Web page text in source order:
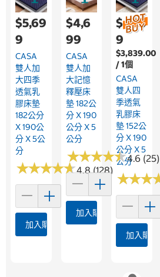
$5,69
9
CASA
雙人加
大四季
透氣乳
膠床墊
182公分
X 190公
分 X 5公
分
★★★★★
★★★★★4.8 (128)
加入購物車
$4,6
99
CASA
雙人加
大記憶
釋壓床
墊 182公
分 X 190
公分 X 5
公分
★★★★★
★★★★★4.6 (25)
加入購物車
$4,79
9
$3,839.00
/ 1個
CASA
雙人四
季透氣
乳膠床
墊 152公
分 X 190
公分 X 5
公分
★★★
★★★
加入購物